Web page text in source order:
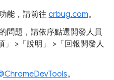
能，請前往 crbug.com。
問題，請依序點選開發人員
」 >「說明」
>「回報開發人
。